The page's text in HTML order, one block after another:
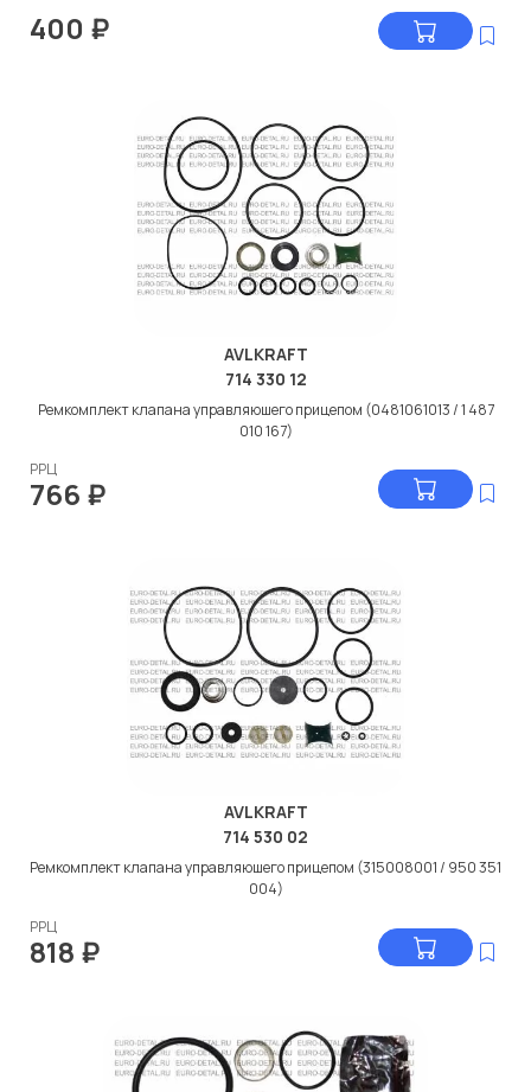
400 ₽
AVLKRAFT
714 330 12
Ремкомплект клапана управляюшего прицепом (0481061013 / 1 487
010 167)
РРЦ
766 ₽
AVLKRAFT
714 530 02
Ремкомплект клапана управляюшего прицепом (315008001 / 950 351
004)
РРЦ
818 ₽